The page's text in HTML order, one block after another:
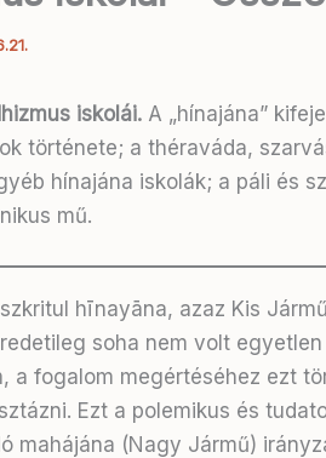
iskolái.A „hínajána”
története; a théraváda,
hínajána iskolák; a páli és
mű.
hīnayāna, azaz Kis
soha nem volt
a fogalom megértéséhez ezt
. Ezt a polemikus és
mahájána (Nagy Jármű)